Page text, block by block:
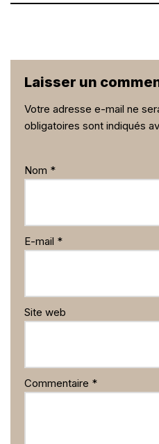
Laisser un
Votre adresse e-mail ne
obligatoires sont indiqués
Nom *
E-mail *
Site web
Commentaire *